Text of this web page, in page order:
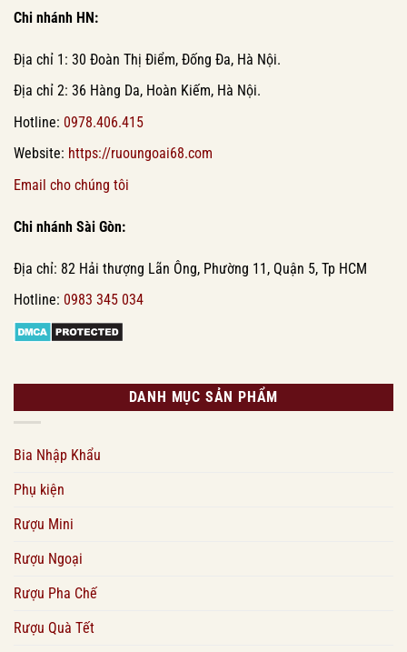
Chi nhánh HN:
Địa chỉ 1: 30 Đoàn Thị Điểm, Đống Đa, Hà Nội.
Địa chỉ 2: 36 Hàng Da, Hoàn Kiếm, Hà Nội.
Hotline: 0978.406.415
Website: https://ruoungoai68.com
Email cho chúng tôi
Chi nhánh Sài Gòn:
Địa chỉ: 82 Hải thượng Lãn Ông, Phường 11, Quận 5, Tp HCM
Hotline: 0983 345 034
DANH MỤC SẢN PHẨM
Bia Nhập Khẩu
Phụ kiện
Rượu Mini
Rượu Ngoại
Rượu Pha Chế
Rượu Quà Tết